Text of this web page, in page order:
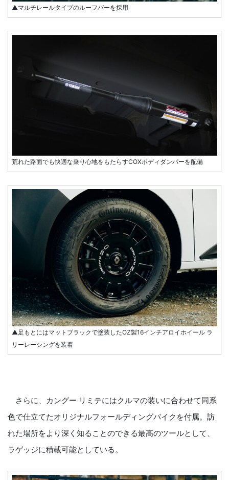
▲マルチレールタイプのルーフバーを採用
荒れた路面でも快適な乗り心地をもたらすCOXボディダンパーを配備
▲足もとにはマットブラックで塗装したOZ製16インチアロイホイール ラ
リーレーシングを装着
さらに、カングー リミテにはクルマの装いに合わせて同系
色で仕立てたオリジナルフォールディングバイクを付属。訪
れた場所をより深く知ることのできる最高のツールとして、
ラゲッジに積載可能としている。